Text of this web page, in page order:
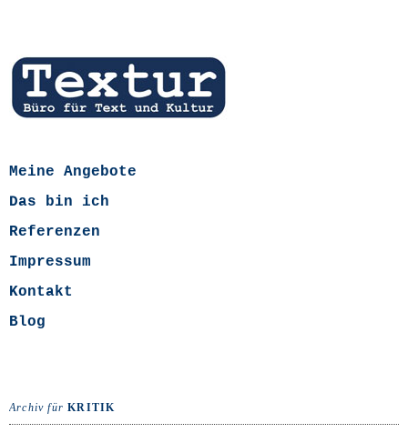
Meine Angebote
Das bin ich
Referenzen
Impressum
Kontakt
Blog
Archiv fürKRITIK